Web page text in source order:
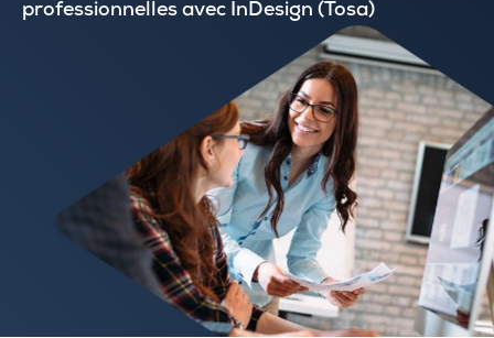
professionnelles avec InDesign (Tosa)